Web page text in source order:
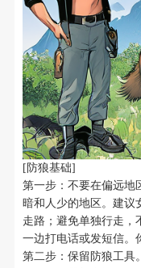
[防狼基础]
第一步：不要在偏远地
暗和人少的地区。建议
走路；避免单独行走，
一边打电话或发短信。
第二步：保留防狼工具